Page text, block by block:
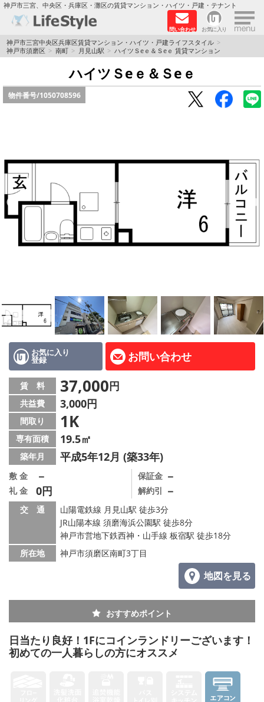
神戸市三宮、中央区・兵庫区・灘区の賃貸マンション・ハイツ・戸建・テナント
問い合わせ お気に入り ×
TOPページ
神戸の単身向けマンション特集
新築物件
高級賃貸
リノベーション物件
ペット飼育可能
地域から探す
地図から探す
店舗情報·アクセス
会社概要
メールでお問い合わせ
神戸市三宮中央区兵庫区賃貸マンション・ハイツ・戸建ライフスタイル
神戸市須磨区
南町 月見山駅 ハイツＳeｅ＆Ｓeｅ 賃貸マンション
ハイツＳeｅ＆Ｓeｅ
物件番号/1050708596
お気に入り
登録 お問い合わせ
賃 料 37,000円
共益費 3,000円
間取り 1K
専有面積 19.5㎡
築年月 平成5年12月 (築33年)
敷 金 －
礼 金 0円
保証金 －
解約引 －
交 通
山陽電鉄線 月見山駅 徒歩3分
JR山陽本線 須磨海浜公園駅 徒歩8分
神戸市営地下鉄西神・山手線 板宿駅 徒歩18分
所在地
神戸市須磨区南町3丁目
地図を見る
おすすめポイント
日当たり良好！1Fにコインランドリーございます！
初めての一人暮らしの方にオススメ